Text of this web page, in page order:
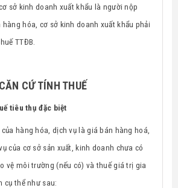
sở kinh doanh xuất khẩu là người nộp
hàng hóa, cơ sở kinh doanh xuất khẩu phải
TTĐB.
CĂN CỨ TÍNH THUẾ
tiêu thụ đặc biệt
hàng hóa, dịch vụ là giá bán hàng hoá,
của cơ sở sản xuất, kinh doanh chưa có
vệ môi trường (nếu có) và thuế giá trị gia
cụ thể như sau: